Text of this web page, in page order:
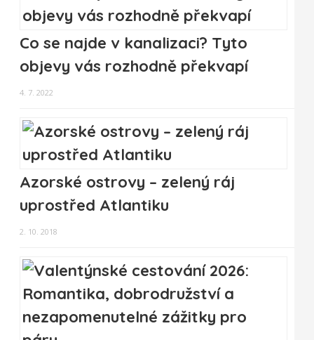
Co se najde v kanalizaci? Tyto
objevy vás rozhodně překvapí
4. 7. 2022
Azorské ostrovy – zelený ráj
uprostřed Atlantiku
2. 10. 2018